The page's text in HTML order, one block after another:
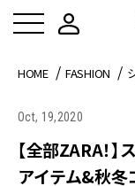
HOME FASHION
Oct, 19,2020
【全部ZARA！
アイテム&秋冬